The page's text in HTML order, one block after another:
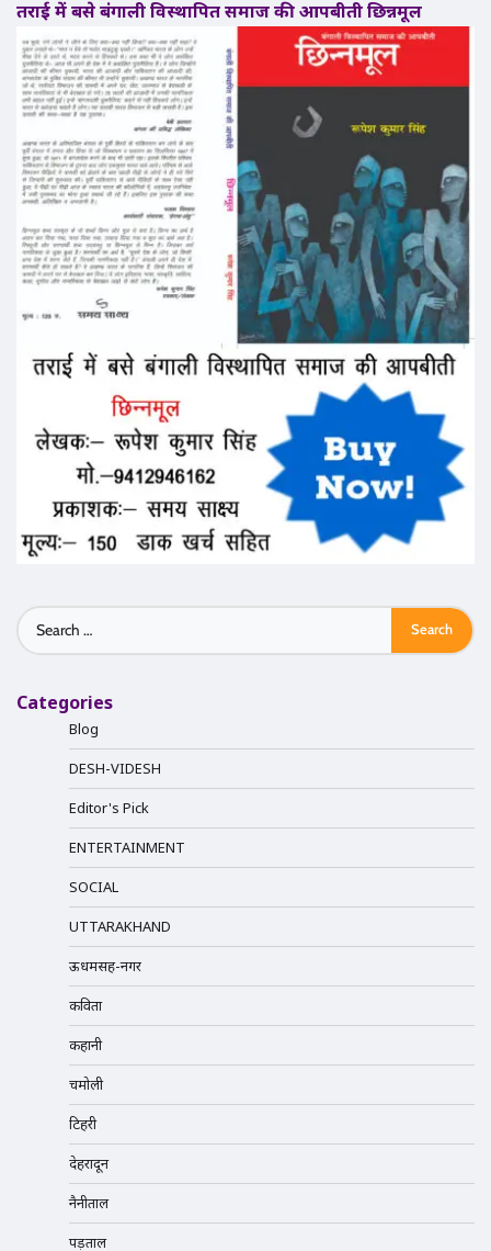
तराई में बसे बंगाली विस्थापित समाज की आपबीती छिन्नमूल
Search
for:
Categories
Blog
DESH-VIDESH
Editor's Pick
ENTERTAINMENT
SOCIAL
UTTARAKHAND
ऊधमसिंह-नगर
कविता
कहानी
चमोली
टिहरी
देहरादून
नैनीताल
पड़ताल